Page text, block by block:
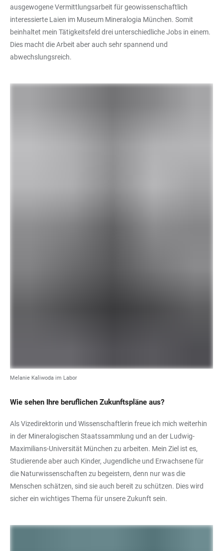
ausgewogene Vermittlungsarbeit für geowissenschaftlich
interessierte Laien im Museum Mineralogia München. Somit
beinhaltet mein Tätigkeitsfeld drei unterschiedliche Jobs in einem.
Dies macht die Arbeit aber auch sehr spannend und
abwechslungsreich.
Melanie Kaliwoda im Labor
Wie sehen Ihre beruflichen Zukunftspläne aus?
Als Vizedirektorin und Wissenschaftlerin freue ich mich weiterhin
in der Mineralogischen Staatssammlung und an der Ludwig-
Maximilians-Universität München zu arbeiten. Mein Ziel ist es,
Studierende aber auch Kinder, Jugendliche und Erwachsene für
die Naturwissenschaften zu begeistern, denn nur was die
Menschen schätzen, sind sie auch bereit zu schützen. Dies wird
sicher ein wichtiges Thema für unsere Zukunft sein.